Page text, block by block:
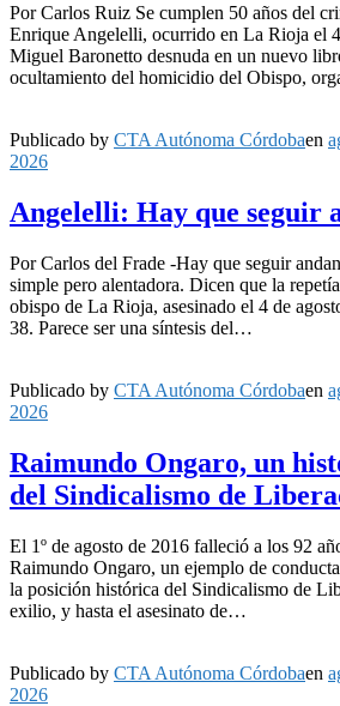
Por Carlos Ruiz Se cumplen 50 años del
Enrique Angelelli, ocurrido en La Rioja el
Miguel Baronetto desnuda en un nuevo
ocultamiento del homicidio del Obispo,
Publicado by CTA Autónoma Córdobaen
2026
Angelelli: Hay que seguir
Por Carlos del Frade -Hay que seguir
simple pero alentadora. Dicen que la
obispo de La Rioja, asesinado el 4 de
38. Parece ser una síntesis del…
Publicado by CTA Autónoma Córdobaen
2026
Raimundo Ongaro, un
del Sindicalismo de
El 1º de agosto de 2016 falleció a los 92
Raimundo Ongaro, un ejemplo de
la posición histórica del Sindicalismo de
exilio, y hasta el asesinato de…
Publicado by CTA Autónoma Córdobaen
2026